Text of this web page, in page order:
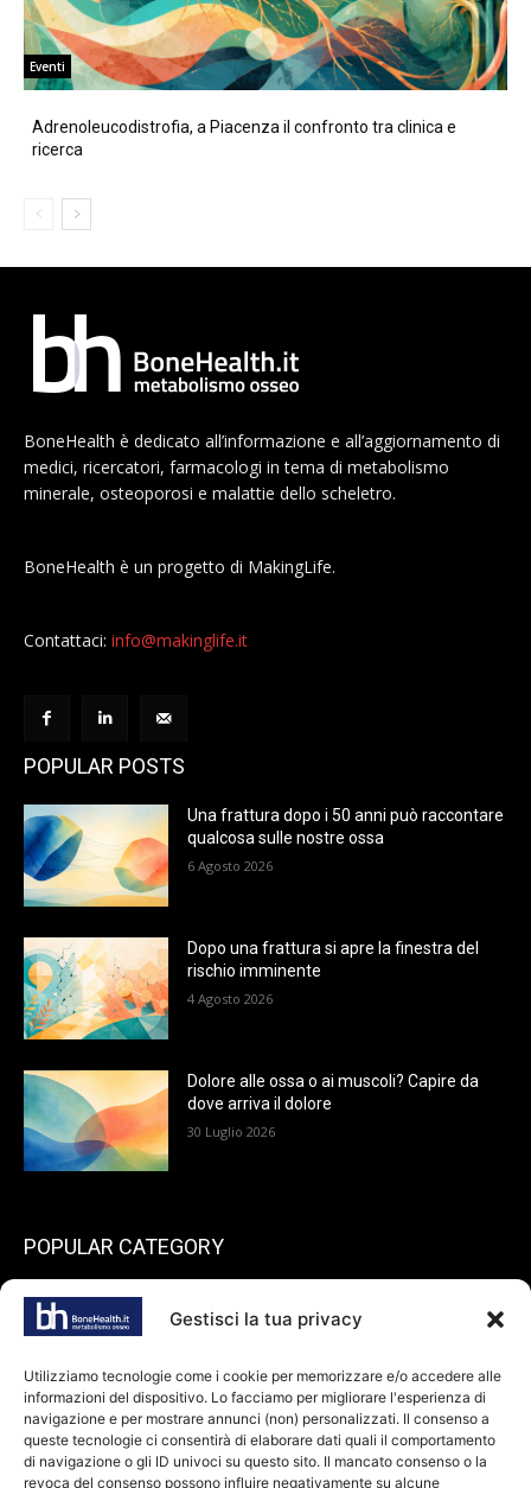
Gestisci la tua privacy
Utilizziamo tecnologie come i cookie per memorizzare e/o accedere alle
informazioni del dispositivo. Lo facciamo per migliorare l'esperienza di
navigazione e per mostrare annunci (non) personalizzati. Il consenso a
queste tecnologie ci consentirà di elaborare dati quali il comportamento
di navigazione o gli ID univoci su questo sito. Il mancato consenso o la
revoca del consenso possono influire negativamente su alcune
Eventi
Adrenoleucodistrofia, a Piacenza il confronto tra clinica e
ricerca
BoneHealth è dedicato all’informazione e all’aggiornamento di
medici, ricercatori, farmacologi in tema di metabolismo
minerale, osteoporosi e malattie dello scheletro.
BoneHealth è un progetto di MakingLife.
Contattaci: info@makinglife.it
POPULAR POSTS
Una frattura dopo i 50 anni può raccontare
qualcosa sulle nostre ossa
6 Agosto 2026
Dopo una frattura si apre la finestra del
rischio imminente
4 Agosto 2026
Dolore alle ossa o ai muscoli? Capire da
dove arriva il dolore
30 Luglio 2026
POPULAR CATEGORY
endocrinologia
Spazio pazienti
73
reumatologia
45
ortopedia
40
odontoiatria
36
Farmaci
34